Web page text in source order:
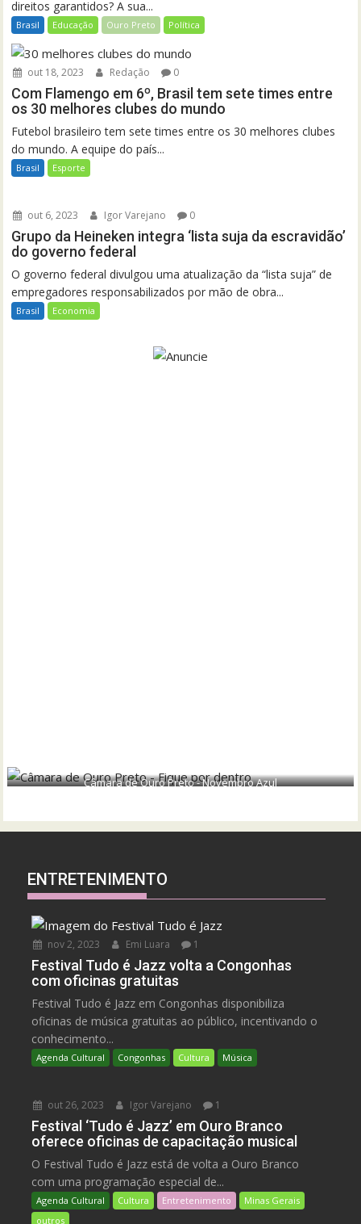
direitos garantidos? A sua...
Brasil Educação Ouro Preto Política
out 18, 2023 Redação 0
Com Flamengo em 6º, Brasil tem sete times entre
os 30 melhores clubes do mundo
Futebol brasileiro tem sete times entre os 30 melhores clubes
do mundo. A equipe do país...
Brasil Esporte
out 6, 2023 Igor Varejano 0
Grupo da Heineken integra ‘lista suja da escravidão’
do governo federal
O governo federal divulgou uma atualização da “lista suja” de
empregadores responsabilizados por mão de obra...
Brasil Economia
Câmara de Ouro Preto - Novembro Azul
ENTRETENIMENTO
nov 2, 2023 Emi Luara 1
Festival Tudo é Jazz volta a Congonhas
com oficinas gratuitas
Festival Tudo é Jazz em Congonhas disponibiliza
oficinas de música gratuitas ao público, incentivando o
conhecimento...
Agenda Cultural Congonhas Cultura Música
out 26, 2023 Igor Varejano 1
Festival ‘Tudo é Jazz’ em Ouro Branco
oferece oficinas de capacitação musical
O Festival Tudo é Jazz está de volta a Ouro Branco
com uma programação especial de...
Agenda Cultural Cultura Entretenimento
Minas Gerais
outros